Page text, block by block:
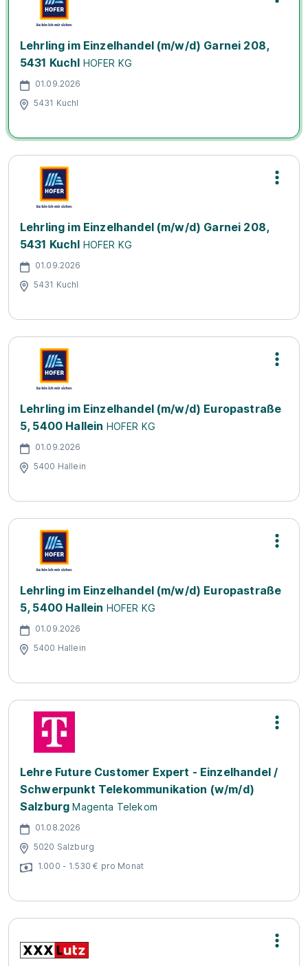
Lehrling im Einzelhandel (m/w/d) Garnei 208,
5431 Kuchl HOFER KG
01.09.2026
5431 Kuchl
Lehrling im Einzelhandel (m/w/d) Garnei 208,
5431 Kuchl HOFER KG
01.09.2026
5431 Kuchl
Lehrling im Einzelhandel (m/w/d) Europastraße
5, 5400 Hallein HOFER KG
01.09.2026
5400 Hallein
Lehrling im Einzelhandel (m/w/d) Europastraße
5, 5400 Hallein HOFER KG
01.09.2026
5400 Hallein
Lehre Future Customer Expert - Einzelhandel /
Schwerpunkt Telekommunikation (w/m/d)
SalzburgMagenta Telekom
01.08.2026
5020 Salzburg
1.000 - 1.530 € pro Monat